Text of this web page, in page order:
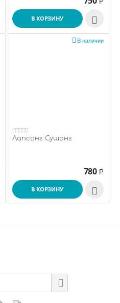
В КОРЗИНУ 
В наличии

Лапсанг Сушонг
780 Р
В КОРЗИНУ 